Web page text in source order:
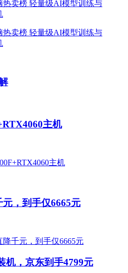
主机
，到手仅6665元
机，京东到手4799元